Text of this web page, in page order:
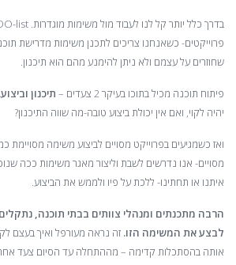
פרוייקטים- כשאנחנו צריכים לתכנן משימות מדרישת
שחוזרים על עצמם ולא ניתן להימנע מהם הוא תיכנון.
פיתוח תוכנה מכיל בתוכו בעיקר 2 צעדים – תיכנון וביצוע.
יהיה לקוי, ואם אין יכולת ביצוע טובה-מה שווה התיכנון?
ואז כשמגיעים בפרוייקט מסויים לביצוע משימה
מסויים- אנו נדרשים לשבת וליצור מאגר משימות ככה
איתנו או תחתינו- ללכת על פיו ולממש את הביצוע.
הרבה מתכנתים ומנהלי צוותים בבתי תוכנה,
לבצע את המשימה הזו. זה נראה מעורפל ואיך בעצם
אותה בהסתכלות קדימה – מההתחלה עד הסיום צעד